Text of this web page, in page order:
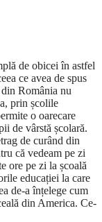
de obicei în astfel
ce avea de spus
România nu
prin școlile
o oarecare
de vârstă școlară.
de curând din
că vedeam pe zi
ore pe zi la școală
educației la care
de-a înțelege cum
din America. Ce-